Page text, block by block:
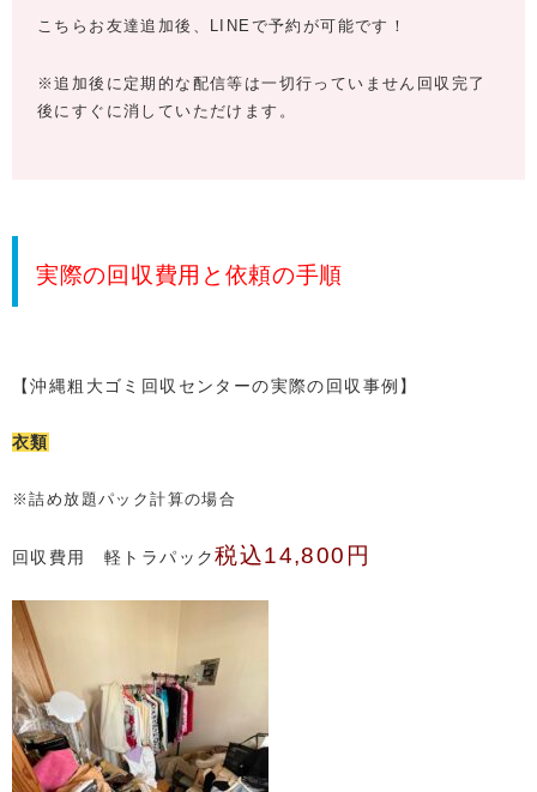
こちらお友達追加後、LINEで予約が可能です！
※追加後に定期的な配信等は一切行っていません回収完了
後にすぐに消していただけます。
実際の回収費用と依頼の手順
【沖縄粗大ゴミ回収センターの実際の回収事例】
衣類
※詰め放題パック計算の場合
回収費用 軽トラパック税込14,800円